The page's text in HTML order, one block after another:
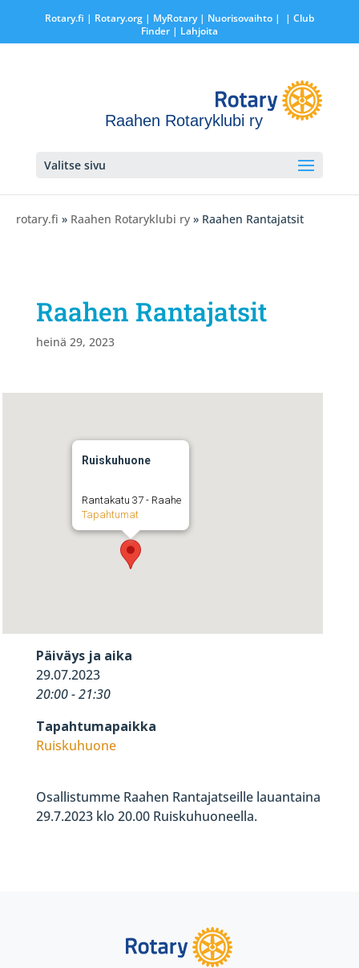
Rotary.fi | Rotary.org| MyRotary | Nuorisovaihto|
| Club
Finder| Lahjoita
Raahen Rotaryklubi ry
Valitse sivu
rotary.fi » Raahen Rotaryklubi ry » Raahen Rantajatsit
Raahen Rantajatsit
heinä 29, 2023
Ruiskuhuone
Rantakatu 37 - Raahe
Tapahtumat
Päiväys ja aika
29.07.2023
20:00 - 21:30
Tapahtumapaikka
Ruiskuhuone
Osallistumme Raahen Rantajatseille lauantaina
29.7.2023 klo 20.00 Ruiskuhuoneella.